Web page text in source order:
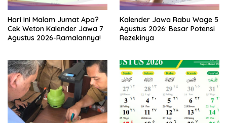
Hari Ini Malam Jumat Apa?
Cek Weton Kalender Jawa 7
Agustus 2026-Ramalannya!
Kalender Jawa Rabu Wage 5
Agustus 2026: Besar Potensi
Rezekinya